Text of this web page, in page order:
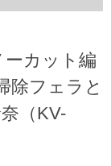
ーカット編
除フェラと
（KV-